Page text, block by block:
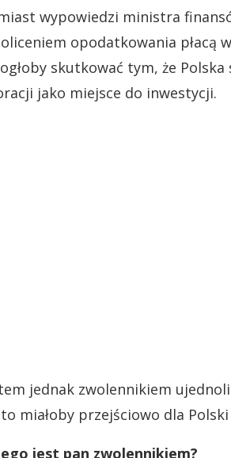
wypowiedzi ministra
opodatkowania płacą
skutkować tym, że
jako miejsce do inwestycji.
jednak zwolennikiem
miałoby przejściowo dla
jest pan zwolennikiem?